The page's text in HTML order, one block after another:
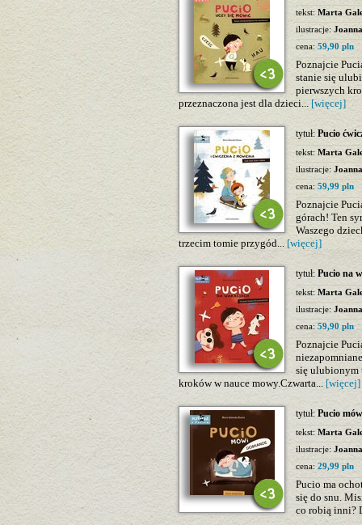
tekst: Marta
ilustracje:
cena:59,90 pln
Poznajcie
stanie się
pierwszych
przeznaczona jest dla dzieci... [więcej]
tytuł: Pucio
tekst: Marta
ilustracje:
cena: 59,99 pln
Poznajcie
górach! Ten
Waszego
trzecim tomie przygód... [więcej]
tytuł: Pucio na
tekst: Marta
ilustracje:
cena: 59,90 pln
Poznajcie
się ulubionym
kroków w nauce mowy.Czwarta... [więcej]
tytuł: Pucio
tekst: Marta
ilustracje:
cena: 29,99 pln
Pucio ma
się do snu.
co robią inni?